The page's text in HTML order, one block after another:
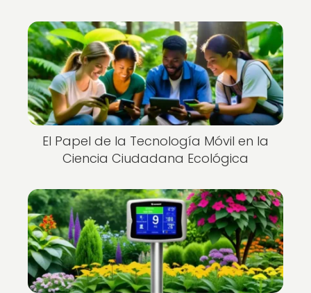
El Papel de la Tecnología Móvil en la
Ciencia Ciudadana Ecológica